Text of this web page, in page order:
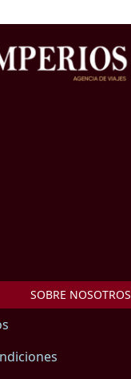
SOBRE NOSOTROS